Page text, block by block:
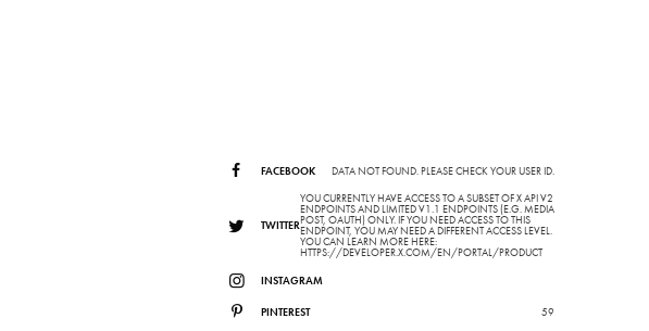
FACEBOOK DATA NOT FOUND. PLEASE CHECK YOUR USER ID.
TWITTER
YOU CURRENTLY HAVE ACCESS TO A SUBSET OF X API V2
ENDPOINTS AND LIMITED V1.1 ENDPOINTS (E.G. MEDIA
POST, OAUTH) ONLY. IF YOU NEED ACCESS TO THIS
ENDPOINT, YOU MAY NEED A DIFFERENT ACCESS LEVEL.
YOU CAN LEARN MORE HERE:
HTTPS://DEVELOPER.X.COM/EN/PORTAL/PRODUCT
INSTAGRAM
PINTEREST 59